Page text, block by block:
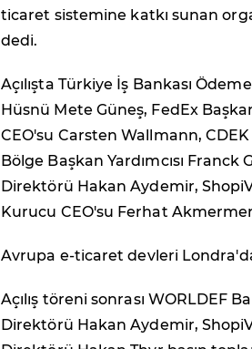
ticaret sistemine katkı sunan
dedi.
Açılışta Türkiye İş Bankası
Hüsnü Mete Güneş, FedEx
CEO'su Carsten Wallmann,
Bölge Başkan Yardımcısı
Direktörü Hakan Aydemir,
Kurucu CEO'su Ferhat
Avrupa e-ticaret devleri
Açılış töreni sonrası WORLDEF
Direktörü Hakan Aydemir,